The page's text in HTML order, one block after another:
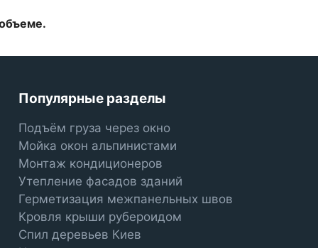
Популярные разделы
Подъём груза через окно
Мойка окон альпинистами
Монтаж кондиционеров
Утепление фасадов зданий
Герметизация межпанельных швов
Кровля крыши рубероидом
Спил деревьев Киев